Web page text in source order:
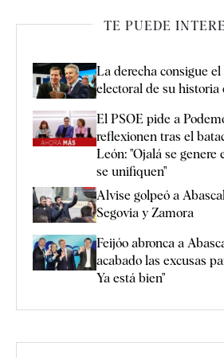
TE PUEDE
La derecha consigue
electoral de su historia
El PSOE pide a
reflexionen tras el
León: "Ojalá se genere
se unifiquen"
Alvise golpeó a
Segovia y Zamora
Feijóo abronca a
acabado las excusas
Ya está bien"